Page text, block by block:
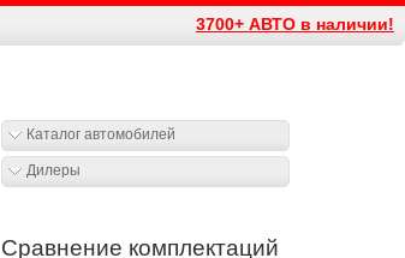
3700+ АВТО в наличии!
Каталог автомобилей
Дилеры
Сравнение комплектаций